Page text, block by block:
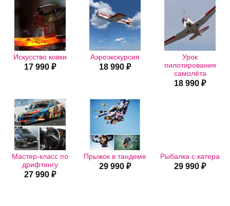
Искусство ковки
17 990 ₽
Аэроэкскурсия
18 990 ₽
Урок
пилотирования
самолёта
18 990 ₽
Мастер-класс по
дрифтингу
27 990 ₽
Прыжок в тандеме
29 990 ₽
Рыбалка с катера
29 990 ₽